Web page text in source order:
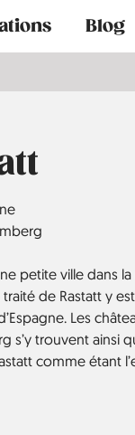
Blog
petite ville dans
traité de Rastatt y
Les
s’y trouvent ainsi
comme étant